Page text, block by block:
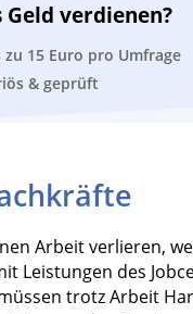
Geld verdienen?
zu 15 Euro pro Umfrage
& geprüft
Arbeit verlieren,
Leistungen des
trotz Arbeit